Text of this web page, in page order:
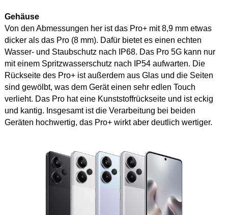
Gehäuse
Von den Abmessungen her ist das Pro+ mit 8,9 mm etwas
dicker als das Pro (8 mm). Dafür bietet es einen echten
Wasser- und Staubschutz nach IP68. Das Pro 5G kann nur
mit einem Spritzwasserschutz nach IP54 aufwarten. Die
Rückseite des Pro+ ist außerdem aus Glas und die Seiten
sind gewölbt, was dem Gerät einen sehr edlen Touch
verlieht. Das Pro hat eine Kunststoffrückseite und ist eckig
und kantig. Insgesamt ist die Verarbeitung bei beiden
Geräten hochwertig, das Pro+ wirkt aber deutlich wertiger.